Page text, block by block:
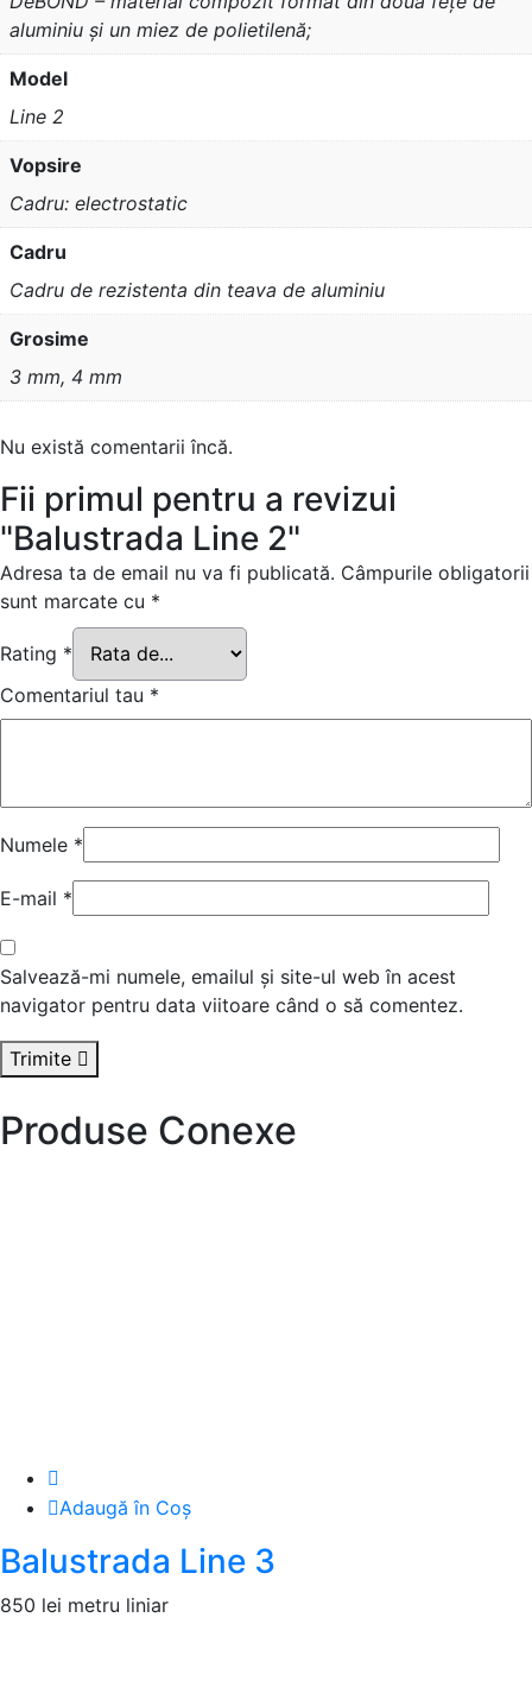
aluminiu și un miez de polietilenă;
Model
Line 2
Vopsire
Cadru: electrostatic
Cadru
Cadru de rezistenta din teava de aluminiu
Grosime
3 mm, 4 mm
Nu există comentarii încă.
Fii primul pentru a revizui
"Balustrada Line 2"
Adresa ta de email nu va fi publicată. Câmpurile obligatorii
sunt marcate cu *
Rating *
Comentariul tau *
Numele *
E-mail *
Salvează-mi numele, emailul și site-ul web în acest
navigator pentru data viitoare când o să comentez.
Trimite
Produse Conexe
Adaugă în Coș
Balustrada Line 3
850 lei metru liniar